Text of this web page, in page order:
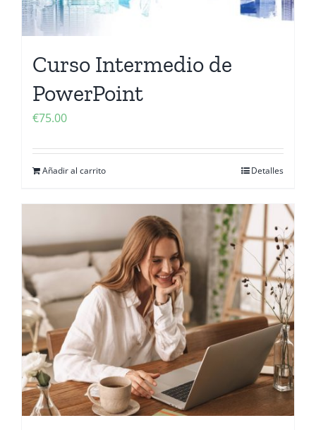
Curso Intermedio de
PowerPoint
€75.00
Añadir al carrito Detalles